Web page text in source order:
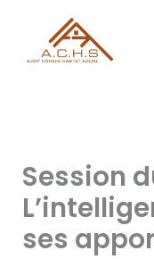
contenu
Session
ses